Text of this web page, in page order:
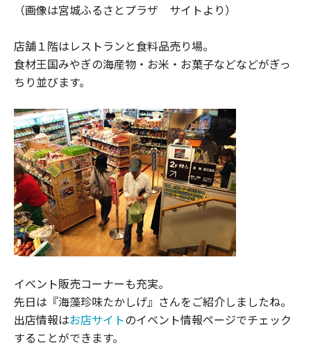
（画像は宮城ふるさとプラザ サイトより）
店舗１階はレストランと食料品売り場。
食材王国みやぎの海産物・お米・お菓子などなどがぎっ
ちり並びます。
イベント販売コーナーも充実。
先日は『海藻珍味たかしげ』さんをご紹介しましたね。
出店情報はお店サイトのイベント情報ページでチェック
することができます。